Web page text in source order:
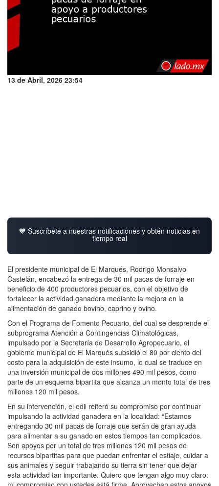
13 de Abril, 2026 23:54
💙 Suscríbete a nuestras notificaciones y obtén noticias en
tiempo real
El presidente municipal de El Marqués, Rodrigo Monsalvo
Castelán, encabezó la entrega de 30 mil pacas de forraje en
beneficio de 400 productores pecuarios, con el objetivo de
fortalecer la actividad ganadera mediante la mejora en la
alimentación de ganado bovino, caprino y ovino.
Con el Programa de Fomento Pecuario, del cual se desprende el
subprograma Atención a Contingencias Climatológicas,
impulsado por la Secretaría de Desarrollo Agropecuario, el
gobierno municipal de El Marqués subsidió el 80 por ciento del
costo para la adquisición de este insumo, lo cual se traduce en
una inversión municipal de dos millones 490 mil pesos, como
parte de un esquema bipartita que alcanza un monto total de tres
millones 120 mil pesos.
En su intervención, el edil reiteró su compromiso por continuar
impulsando la actividad ganadera en la localidad: “Estamos
entregando 30 mil pacas de forraje que serán de gran ayuda
para alimentar a su ganado en estos tiempos tan complicados.
Son apoyos por un total de tres millones 120 mil pesos de
recursos bipartitas para que puedan enfrentar el estiaje, cuidar a
sus animales y seguir trabajando su tierra sin tener que dejar
esta actividad tan importante. Quiero que tengan algo muy claro: